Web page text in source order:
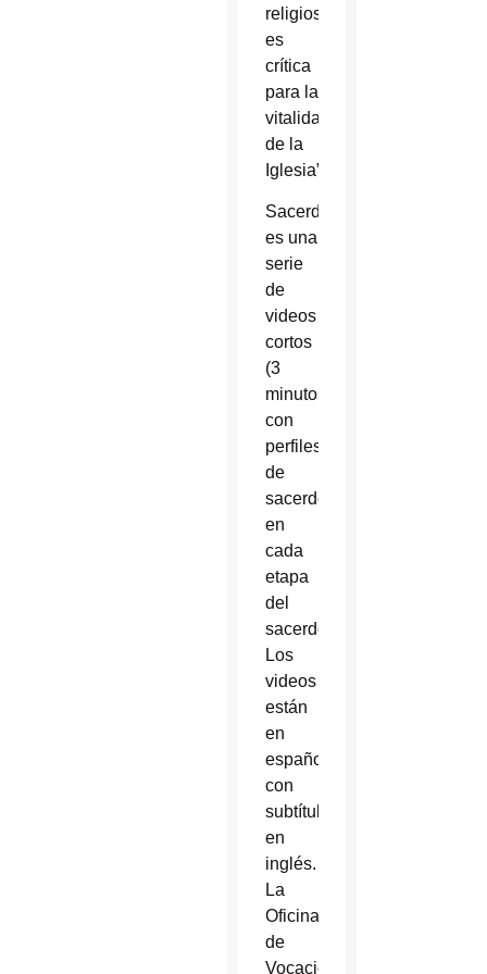
religiosa
es
crítica
para la
vitalidad
de la
Iglesia”.
Sacerdote
es una
serie
de
videos
cortos
(3
minutos)
con
perfiles
de
sacerdotes
en
cada
etapa
del
sacerdocio.
Los
videos
están
en
español
con
subtítulos
en
inglés.
La
Oficina
de
Vocaciones